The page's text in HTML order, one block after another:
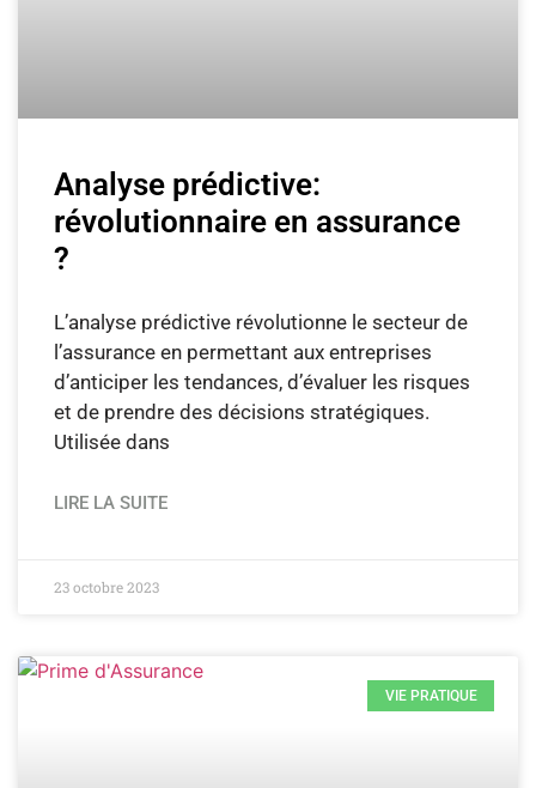
Analyse prédictive:
révolutionnaire en assurance
?
L’analyse prédictive révolutionne le secteur de
l’assurance en permettant aux entreprises
d’anticiper les tendances, d’évaluer les risques
et de prendre des décisions stratégiques.
Utilisée dans
LIRE LA SUITE
23 octobre 2023
VIE PRATIQUE